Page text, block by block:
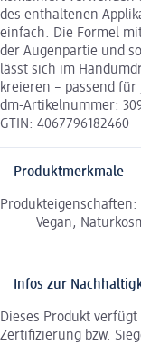
des enthaltenen
einfach. Die Formel
der Augenpartie und
lässt sich im
kreieren – passend für
dm-Artikelnummer:
GTIN: 4067796182460
Produktmerkmale
Produkteigenschaften:
Vegan,
Infos zur
Dieses Produkt
Zertifizierung bzw.